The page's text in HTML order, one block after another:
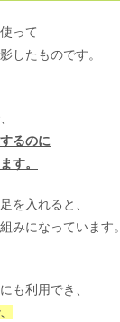
って
したものです。
るのに
す。
を入れると、
みになっています。
も利用でき、